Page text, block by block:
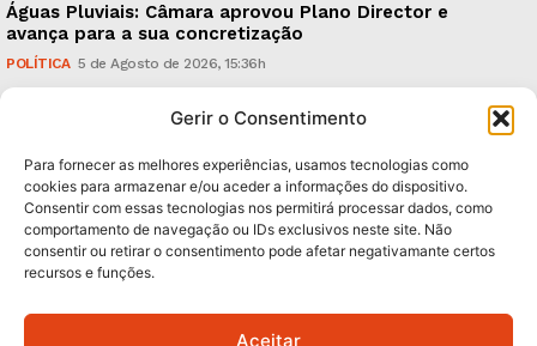
Gerir o Consentimento
Para fornecer as melhores experiências, usamos tecnologias como
cookies para armazenar e/ou aceder a informações do dispositivo.
Consentir com essas tecnologias nos permitirá processar dados, como
comportamento de navegação ou IDs exclusivos neste site. Não
consentir ou retirar o consentimento pode afetar negativamante certos
recursos e funções.
Aceitar
Águas Pluviais: Câmara aprovou Plano Director e
avança para a sua concretização
POLÍTICA 5 de Agosto de 2026, 15:36h
Subscreva Newsletter: